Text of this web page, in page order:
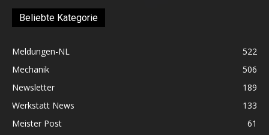
Beliebte Kategorie
Meldungen-NL
522
Mechanik
506
Newsletter
189
Werkstatt News
133
Meister Post
61